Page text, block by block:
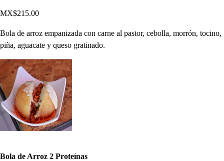
MX$215.00
Bola de arroz empanizada con carne al pastor, cebolla, morrón, tocino,
piña, aguacate y queso gratinado.
Bola de Arroz 2 Proteínas